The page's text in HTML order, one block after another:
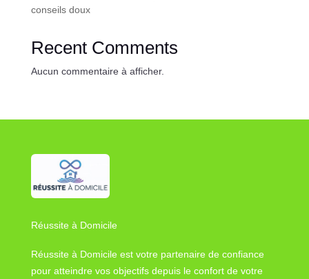
conseils doux
Recent Comments
Aucun commentaire à afficher.
Réussite à Domicile
Réussite à Domicile est votre partenaire de confiance
pour atteindre vos objectifs depuis le confort de votre